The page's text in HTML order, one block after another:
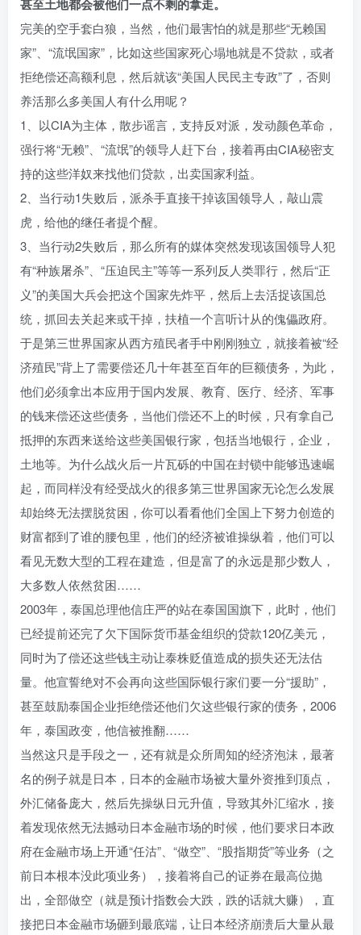
甚至土地都会被他们一点不剩的拿走。
完美的空手套白狼，当然，他们最害怕的就是那些“无赖国
家”、“流氓国家”，比如这些国家死心塌地就是不贷款，或者
拒绝偿还高额利息，然后就该“美国人民民主专政”了，否则
养活那么多美国人有什么用呢？
1、以CIA为主体，散步谣言，支持反对派，发动颜色革命，
强行将“无赖”、“流氓”的领导人赶下台，接着再由CIA秘密支
持的这些洋奴来找他们贷款，出卖国家利益。
2、当行动1失败后，派杀手直接干掉该国领导人，敲山震
虎，给他的继任者提个醒。
3、当行动2失败后，那么所有的媒体突然发现该国领导人犯
有“种族屠杀”、“压迫民主”等等一系列反人类罪行，然后“正
义”的美国大兵会把这个国家先炸平，然后上去活捉该国总
统，抓回去关起来或干掉，扶植一个言听计从的傀儡政府。
于是第三世界国家从西方殖民者手中刚刚独立，就接着被“经
济殖民”背上了需要偿还几十年甚至百年的巨额债务，为此，
他们必须拿出本应用于国内发展、教育、医疗、经济、军事
的钱来偿还这些债务，当他们偿还不上的时候，只有拿自己
抵押的东西来送给这些美国银行家，包括当地银行，企业，
土地等。为什么战火后一片瓦砾的中国在封锁中能够迅速崛
起，而同样没有经受战火的很多第三世界国家无论怎么发展
却始终无法摆脱贫困，你可以看看他们全国上下努力创造的
财富都到了谁的腰包里，他们的经济被谁操纵着，他们可以
看见无数大型的工程在建造，但是富了的永远是那少数人，
大多数人依然贫困……
2003年，泰国总理他信庄严的站在泰国国旗下，此时，他们
已经提前还完了欠下国际货币基金组织的贷款120亿美元，
同时为了偿还这些钱主动让泰株贬值造成的损失还无法估
量。他宣誓绝对不会再向这些国际银行家们要一分“援助”，
甚至鼓励泰国企业拒绝偿还他们欠这些银行家的债务，2006
年，泰国政变，他信被推翻……
当然这只是手段之一，还有就是众所周知的经济泡沫，最著
名的例子就是日本，日本的金融市场被大量外资推到顶点，
外汇储备庞大，然后先操纵日元升值，导致其外汇缩水，接
着发现依然无法撼动日本金融市场的时候，他们要求日本政
府在金融市场上开通“任沽”、“做空”、“股指期货”等业务（之
前日本根本没此项业务），接着将自己的证券在最高位抛
出，全部做空（就是预计指数会大跌，跌的话就大赚），直
接把日本金融市场砸到最底端，让日本经济崩溃后大量从最